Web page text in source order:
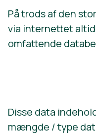
På trods af den
via internettet altid
omfattende
Disse data
mængde / type